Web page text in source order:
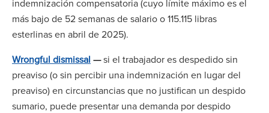
indemnización compensatoria (cuyo límite máximo es el
más bajo de 52 semanas de salario o 115.115 libras
esterlinas en abril de 2025).
Wrongful dismissal —si el trabajador es despedido sin
preaviso (o sin percibir una indemnización en lugar del
preaviso) en circunstancias que no justifican un despido
sumario, puede presentar una demanda por despido